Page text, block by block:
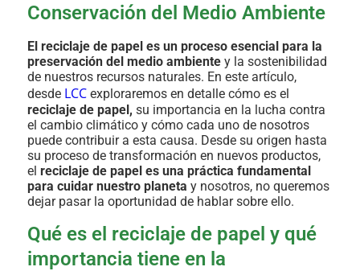
Conservación del Medio Ambiente
El reciclaje de papel es un proceso esencial para la
preservación del medio ambiente y la sostenibilidad
de nuestros recursos naturales. En este artículo,
desde LCC exploraremos en detalle cómo es el
reciclaje de papel, su importancia en la lucha contra
el cambio climático y cómo cada uno de nosotros
puede contribuir a esta causa. Desde su origen hasta
su proceso de transformación en nuevos productos,
el reciclaje de papel es una práctica fundamental
para cuidar nuestro planeta y nosotros, no queremos
dejar pasar la oportunidad de hablar sobre ello.
Qué es el reciclaje de papel y qué
importancia tiene en la